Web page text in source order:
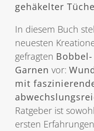
gehäkelter
In diesem Buch
neuesten
gefragten Bobbel-
Garnen vor:
mit
Ratgeber ist
ersten